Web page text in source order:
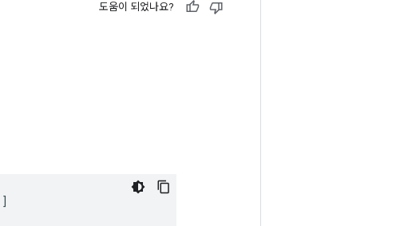
도움이 되었나요?
]